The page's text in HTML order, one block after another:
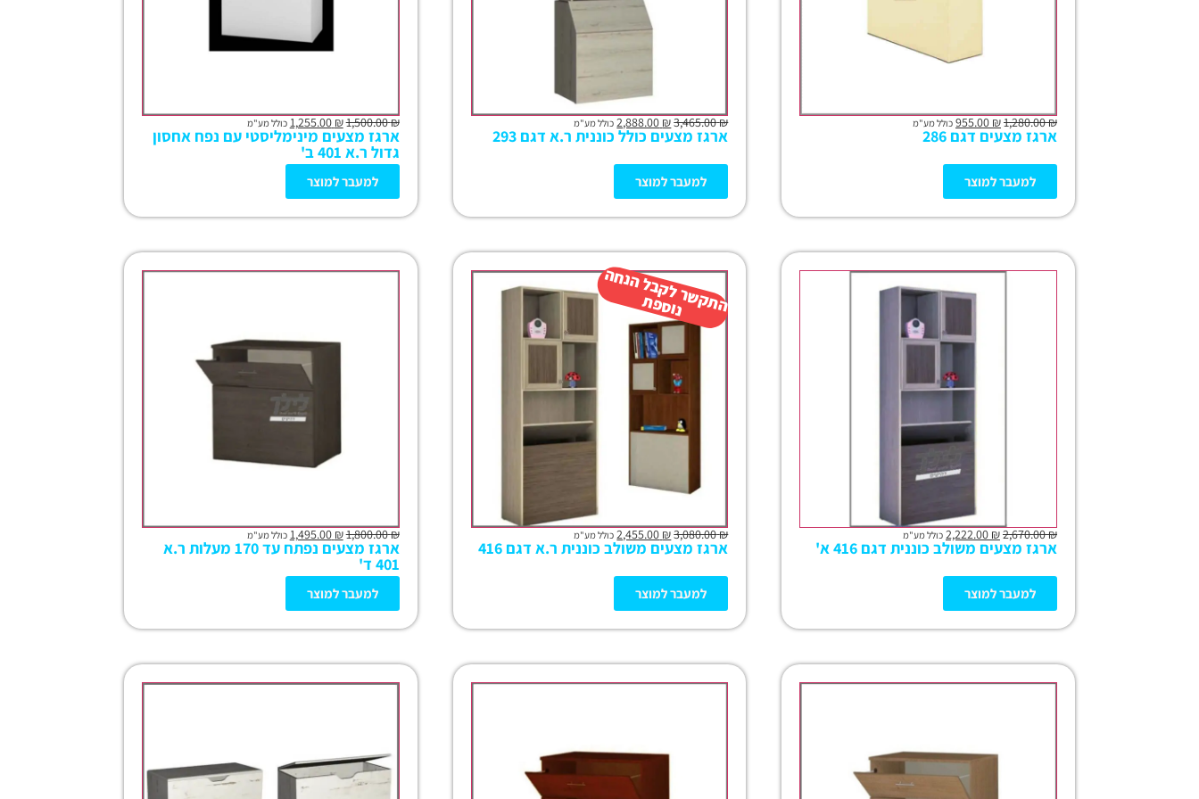
₪
1,280.00
₪ כולל מע"מ
ארגז מצעים דגם 286
למעבר למוצר
₪
3,465.00
₪ כולל מע"מ
ארגז מצעים כולל כוננית ר.א דגם 293
למעבר למוצר
₪
1,500.00
₪
1,255.00 כולל מע"מ
ארגז מצעים מינימליסטי עם נפח אחסון
גדול ר.א 401 ב'
למעבר למוצר
₪
2,670.00
₪ כולל מע"מ
ארגז מצעים משולב כוננית דגם 416 א'
למעבר למוצר
ה
ת
ק
ש
ר
ל
ק
ב
ל
הנ
ח
ה
נו
ס
פ
ת
₪
3,080.00
₪ כולל מע"מ
ארגז מצעים משולב כוננית ר.א דגם 416
למעבר למוצר
₪
1,800.00
₪
1,495.00 כולל מע"מ
ארגז מצעים נפתח עד 170 מעלות ר.א
401 ד'
למעבר למוצר